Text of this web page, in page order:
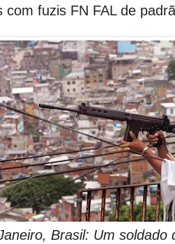
com fuzis FN FAL de
Brasil: Um soldado